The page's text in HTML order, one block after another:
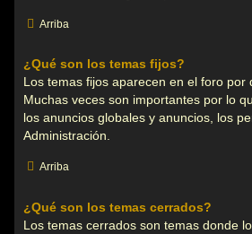
Arriba
¿Qué son los temas fijos?
Los temas fijos aparecen en el foro
Muchas veces son importantes por lo
los anuncios globales y anuncios, los
Administración.
Arriba
¿Qué son los temas cerrados?
Los temas cerrados son temas donde